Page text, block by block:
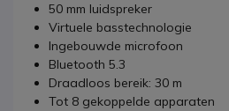
50 mm luidspreker
Virtuele basstechnologie
Ingebouwde microfoon
Bluetooth 5.3
Draadloos bereik: 30 m
Tot 8 gekoppelde apparaten